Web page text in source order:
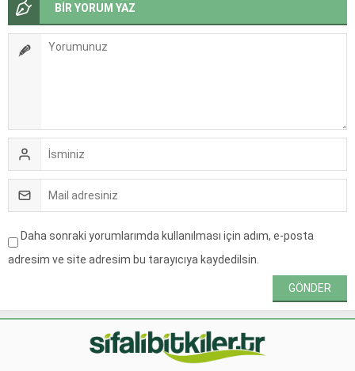
BİR YORUM YAZ
Daha sonraki yorumlarımda kullanılması için adım, e-posta
adresim ve site adresim bu tarayıcıya kaydedilsin.